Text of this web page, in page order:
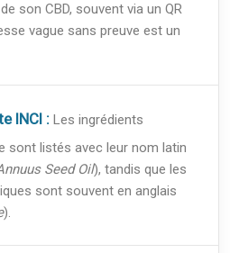
son CBD, souvent via un QR
vague sans preuve est un
INCI : Les ingrédients
sont listés avec leur nom latin
Seed Oil), tandis que les
sont souvent en anglais
).